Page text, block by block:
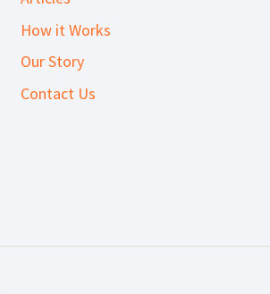
How it Works
Our Story
Contact Us